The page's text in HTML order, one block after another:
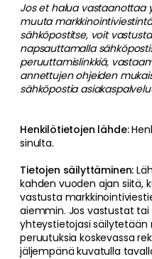
Jos et halua vastaanottaa
muuta
sähköpostitse, voit
napsauttamalla
peruuttamislinkkiä,
annettujen ohjeiden
sähköpostia
Henkilötietojen lähde:
sinulta.
Tietojen säilyttäminen:
kahden vuoden ajan siitä,
vastusta
aiemmin. Jos vastustat
yhteystietojasi säilytetään
peruutuksia koskevassa
jäljempänä kuvatulla